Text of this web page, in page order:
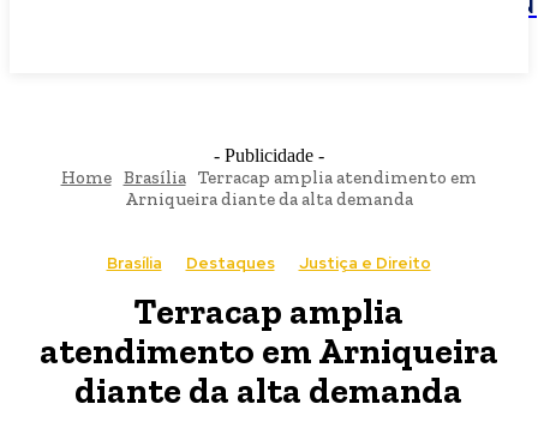
- Publicidade -
Home Brasília Terracap amplia atendimento em
Arniqueira diante da alta demanda
Brasília Destaques Justiça e Direito
Terracap amplia
atendimento em Arniqueira
diante da alta demanda